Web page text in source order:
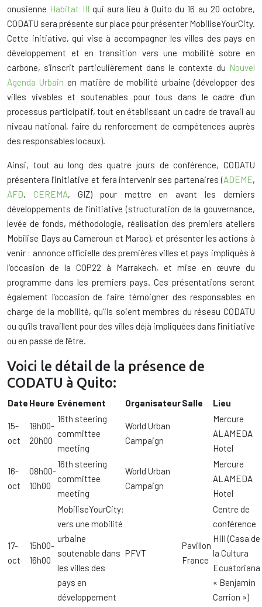
onusienne Habitat III qui aura lieu à Quito du 16 au 20 octobre,
CODATU sera présente sur place pour présenter MobiliseYourCity.
Cette initiative, qui vise à accompagner les villes des pays en
développement et en transition vers une mobilité sobre en
carbone, s’inscrit particulièrement dans le contexte du Nouvel
Agenda Urbain en matière de mobilité urbaine (développer des
villes vivables et soutenables pour tous dans le cadre d’un
processus participatif, tout en établissant un cadre de travail au
niveau national, faire du renforcement de compétences auprès
des responsables locaux).
Ainsi, tout au long des quatre jours de conférence, CODATU
présentera l’initiative et fera intervenir ses partenaires (ADEME,
AFD, CEREMA, GIZ) pour mettre en avant les derniers
développements de l’initiative (structuration de la gouvernance,
levée de fonds, méthodologie, réalisation des premiers ateliers
Mobilise Days au Cameroun et Maroc), et présenter les actions à
venir : annonce officielle des premières villes et pays impliqués à
l’occasion de la COP22 à Marrakech, et mise en œuvre du
programme dans les premiers pays. Ces présentations seront
également l’occasion de faire témoigner des responsables en
charge de la mobilité, qu’ils soient membres du réseau CODATU
ou qu’ils travaillent pour des villes déjà impliquées dans l’initiative
ou en passe de l’être.
Voici le détail de la présence de
CODATU à Quito:
Date Heure Evénement OrganisateurSalle Lieu
15-
oct
18h00-
20h00
16th steering
committee
meeting
World Urban
Campaign
Mercure
ALAMEDA
Hotel
16-
oct
08h00-
10h00
16th steering
committee
meeting
World Urban
Campaign
Mercure
ALAMEDA
Hotel
17-
oct
15h00-
16h00
MobiliseYourCity:
vers une mobilité
urbaine
soutenable dans
les villes des
pays en
développement
PFVT
Pavillon
France
Centre de
conférence
HIII (Casa de
la Cultura
Ecuatoriana
« Benjamin
Carrion »)